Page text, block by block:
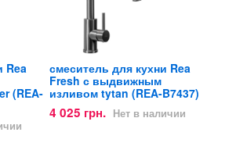
Rea
(REA-
смеситель для кухни Rea
Fresh с выдвижным
изливом tytan (REA-B7437)
4 025 грн. Нет в наличии